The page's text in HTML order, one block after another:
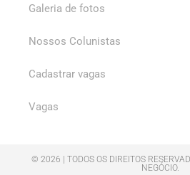
Galeria de fotos
Nossos Colunistas
Cadastrar vagas
Vagas
© 2026 | TODOS OS DIREITOS
NEGÓCIO.